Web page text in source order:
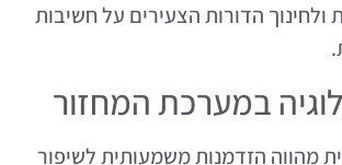
הדורות הצעירים על חשיבות
במערכת המחזור
מהווה הזדמנות משמעותית לשיפור